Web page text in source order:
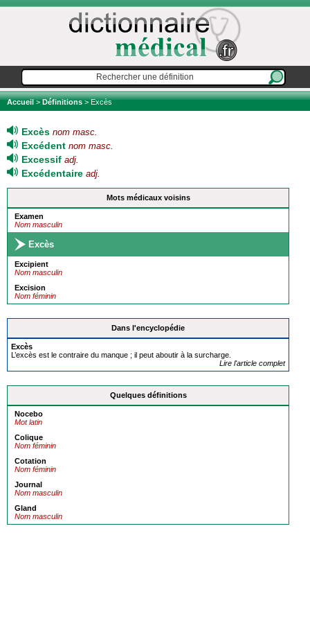
Accueil>Définitions> Excès
Mots médicaux voisins
Examen
Nom masculin
Excès
Excipient
Nom masculin
Excision
Nom féminin
Dans l'encyclopédie
Excès
L’excès est le contraire du manque ; il peut aboutir à la surcharge.
Lire l'article complet
Quelques définitions
Nocebo
Mot latin
Colique
Nom féminin
Cotation
Nom féminin
Journal
Nom masculin
Gland
Nom masculin
Excès nom masc.
Excédent nom masc.
Excessif adj.
Excédentaire adj.